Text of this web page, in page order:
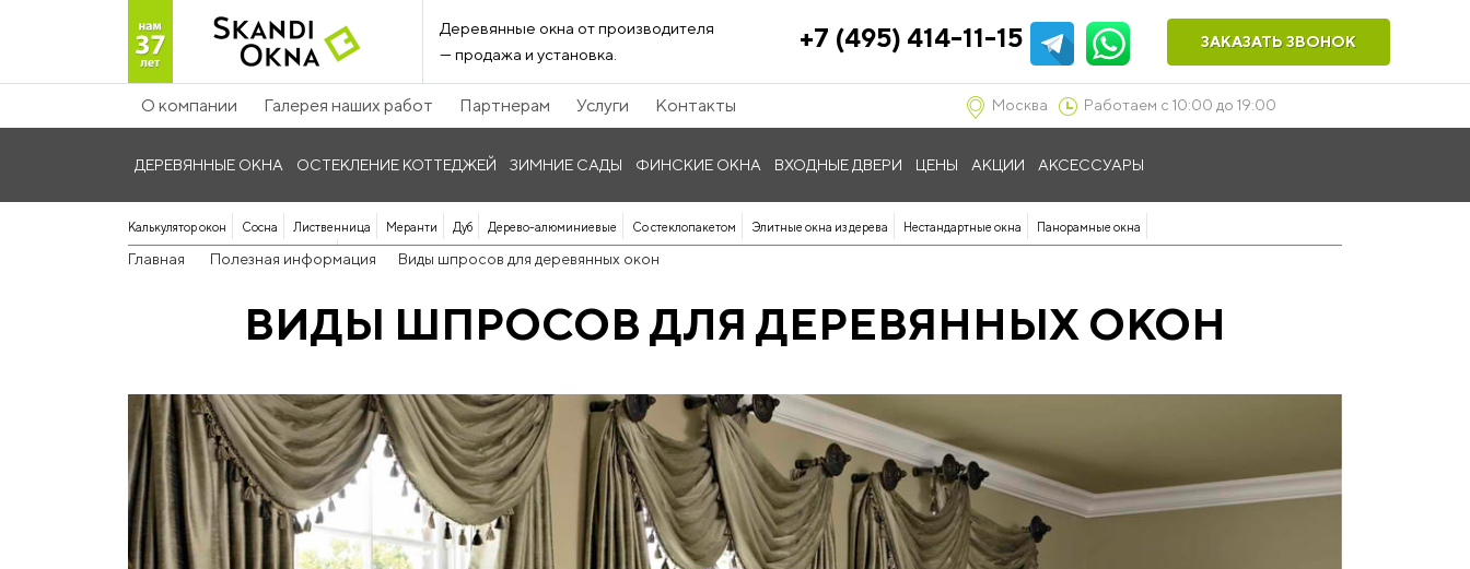
Деревянные окна от производителя
— продажа и установка.
+7 (495) 414-11-15 ЗАКАЗАТЬ ЗВОНОК
О компании Галерея наших работ Партнерам Услуги Контакты Москва Работаем с 10:00 до 19:00
ДЕРЕВЯННЫЕ ОКНА ОСТЕКЛЕНИЕ КОТТЕДЖЕЙ ЗИМНИЕ САДЫ ФИНСКИЕ ОКНА ВХОДНЫЕ ДВЕРИ ЦЕНЫ АКЦИИ АКСЕССУАРЫ
Калькулятор окон Сосна Лиственница Меранти Дуб Дерево-алюминиевые Со стеклопакетом Элитные окна из дерева Нестандартные окна
Панорамные окна
Панорамные дерево-алюминиевые
Главная Полезная информация Виды шпросов для деревянных окон
ВИДЫ ШПРОСОВ ДЛЯ ДЕРЕВЯННЫХ ОКОН